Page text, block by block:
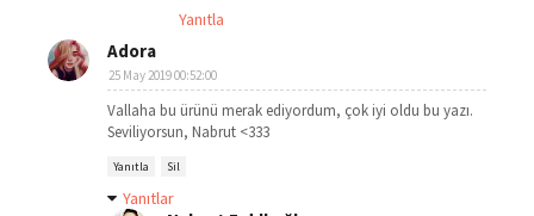
Yanıtla
Adora
25 May 2019 00:52:00
Vallaha bu ürünü merak ediyordum, çok iyi oldu bu yazı.
Seviliyorsun, Nabrut <333
Yanıtla Sil
Yanıtlar